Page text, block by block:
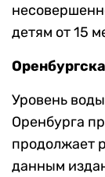
детям от 15
Уровень
Оренбурга
продолжает
данным